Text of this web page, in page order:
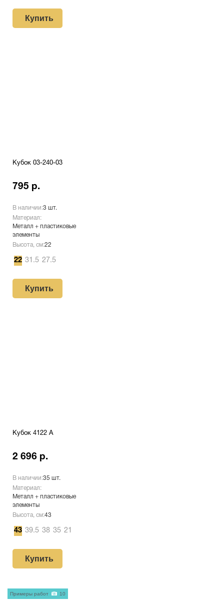
Купить
Кубок 03-240-03
795 р.
В наличии:3 шт.
Материал:
Металл + пластиковые
элементы
Высота, см:22
22 31.5 27.5
Купить
Кубок 4122 A
2 696 р.
В наличии:35 шт.
Материал:
Металл + пластиковые
элементы
Высота, см:43
43 39.5 38 35 21
Купить
Примеры работ 10